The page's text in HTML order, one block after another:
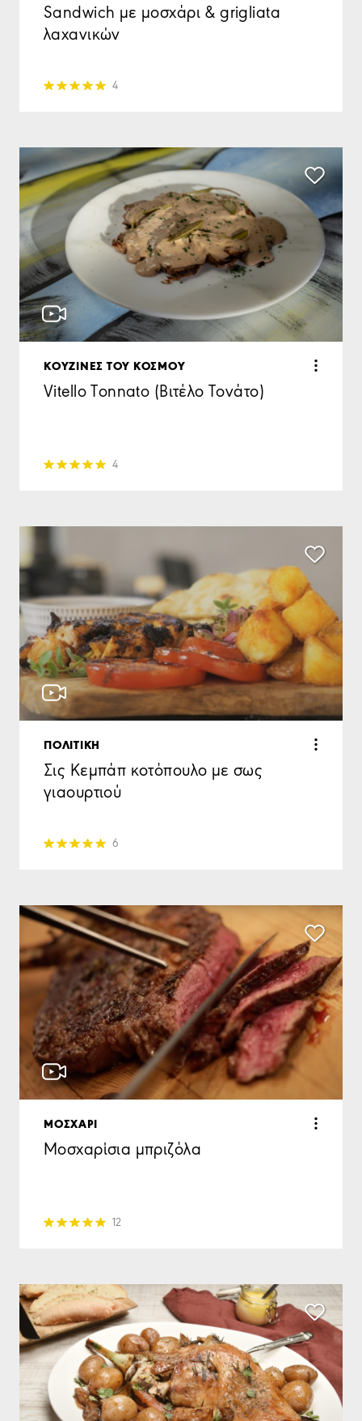
Sandwich με μοσχάρι & grigliata
λαχανικών
4
KΟΥΖΙΝΕΣ ΤΟΥ ΚΟΣΜΟΥ
Vitello Tonnato (Βιτέλο Τονάτο)
4
ΠΟΛΙΤΙΚΗ
Σις Κεμπάπ κοτόπουλο με σως
γιαουρτιού
6
ΜΟΣΧΑΡΙ
Μοσχαρίσια μπριζόλα
12